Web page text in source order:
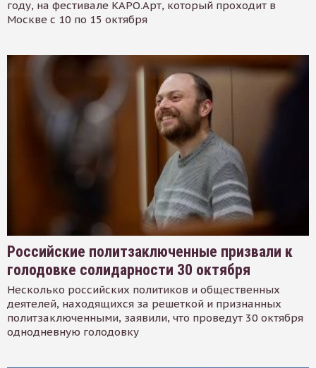
году, на фестивале КАРО.Арт, который проходит в
Москве с 10 по 15 октября
Российские политзаключенные призвали к
голодовке солидарности 30 октября
Несколько российских политиков и общественных
деятелей, находящихся за решеткой и признанных
политзаключенными, заявили, что проведут 30 октября
однодневную голодовку